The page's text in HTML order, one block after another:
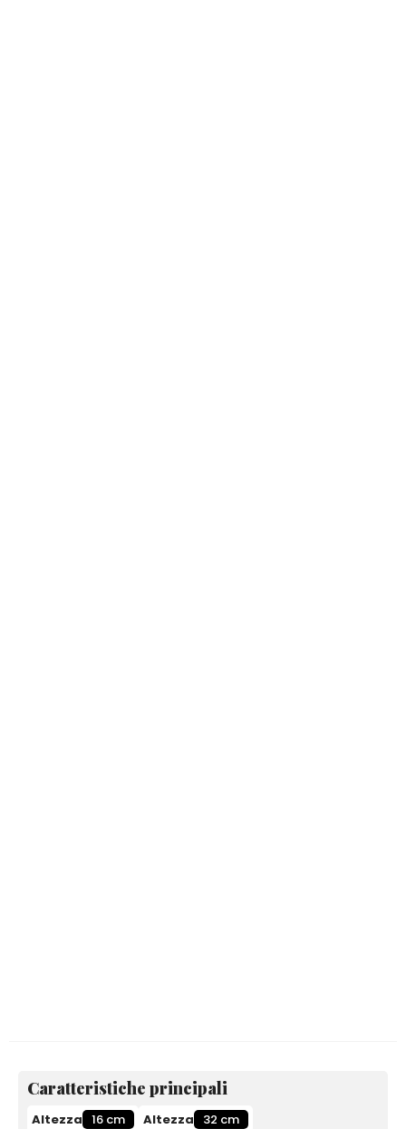
Caratteristiche principali
Altezza 16 cm Altezza
32 cm